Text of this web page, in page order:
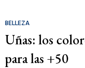
BELLEZA
Uñas: los
para las +50